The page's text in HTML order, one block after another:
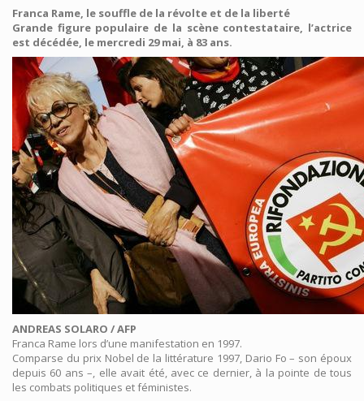
Franca Rame, le souffle de la révolte et de la liberté
Grande figure populaire de la scène contestataire, l’actrice
est décédée, le mercredi 29 mai, à 83 ans.
ANDREAS SOLARO / AFP
Franca Rame lors d’une manifestation en 1997.
Comparse du prix Nobel de la littérature 1997, Dario Fo – son époux
depuis 60 ans –, elle avait été, avec ce dernier, à la pointe de tous
les combats politiques et féministes.